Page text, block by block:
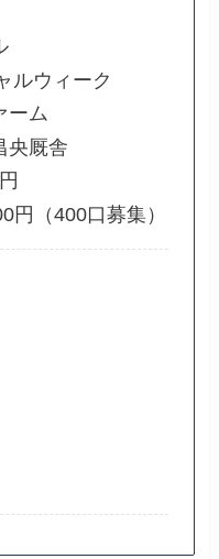
ルウィーク
ーム
央厩舎
円（400口募集）